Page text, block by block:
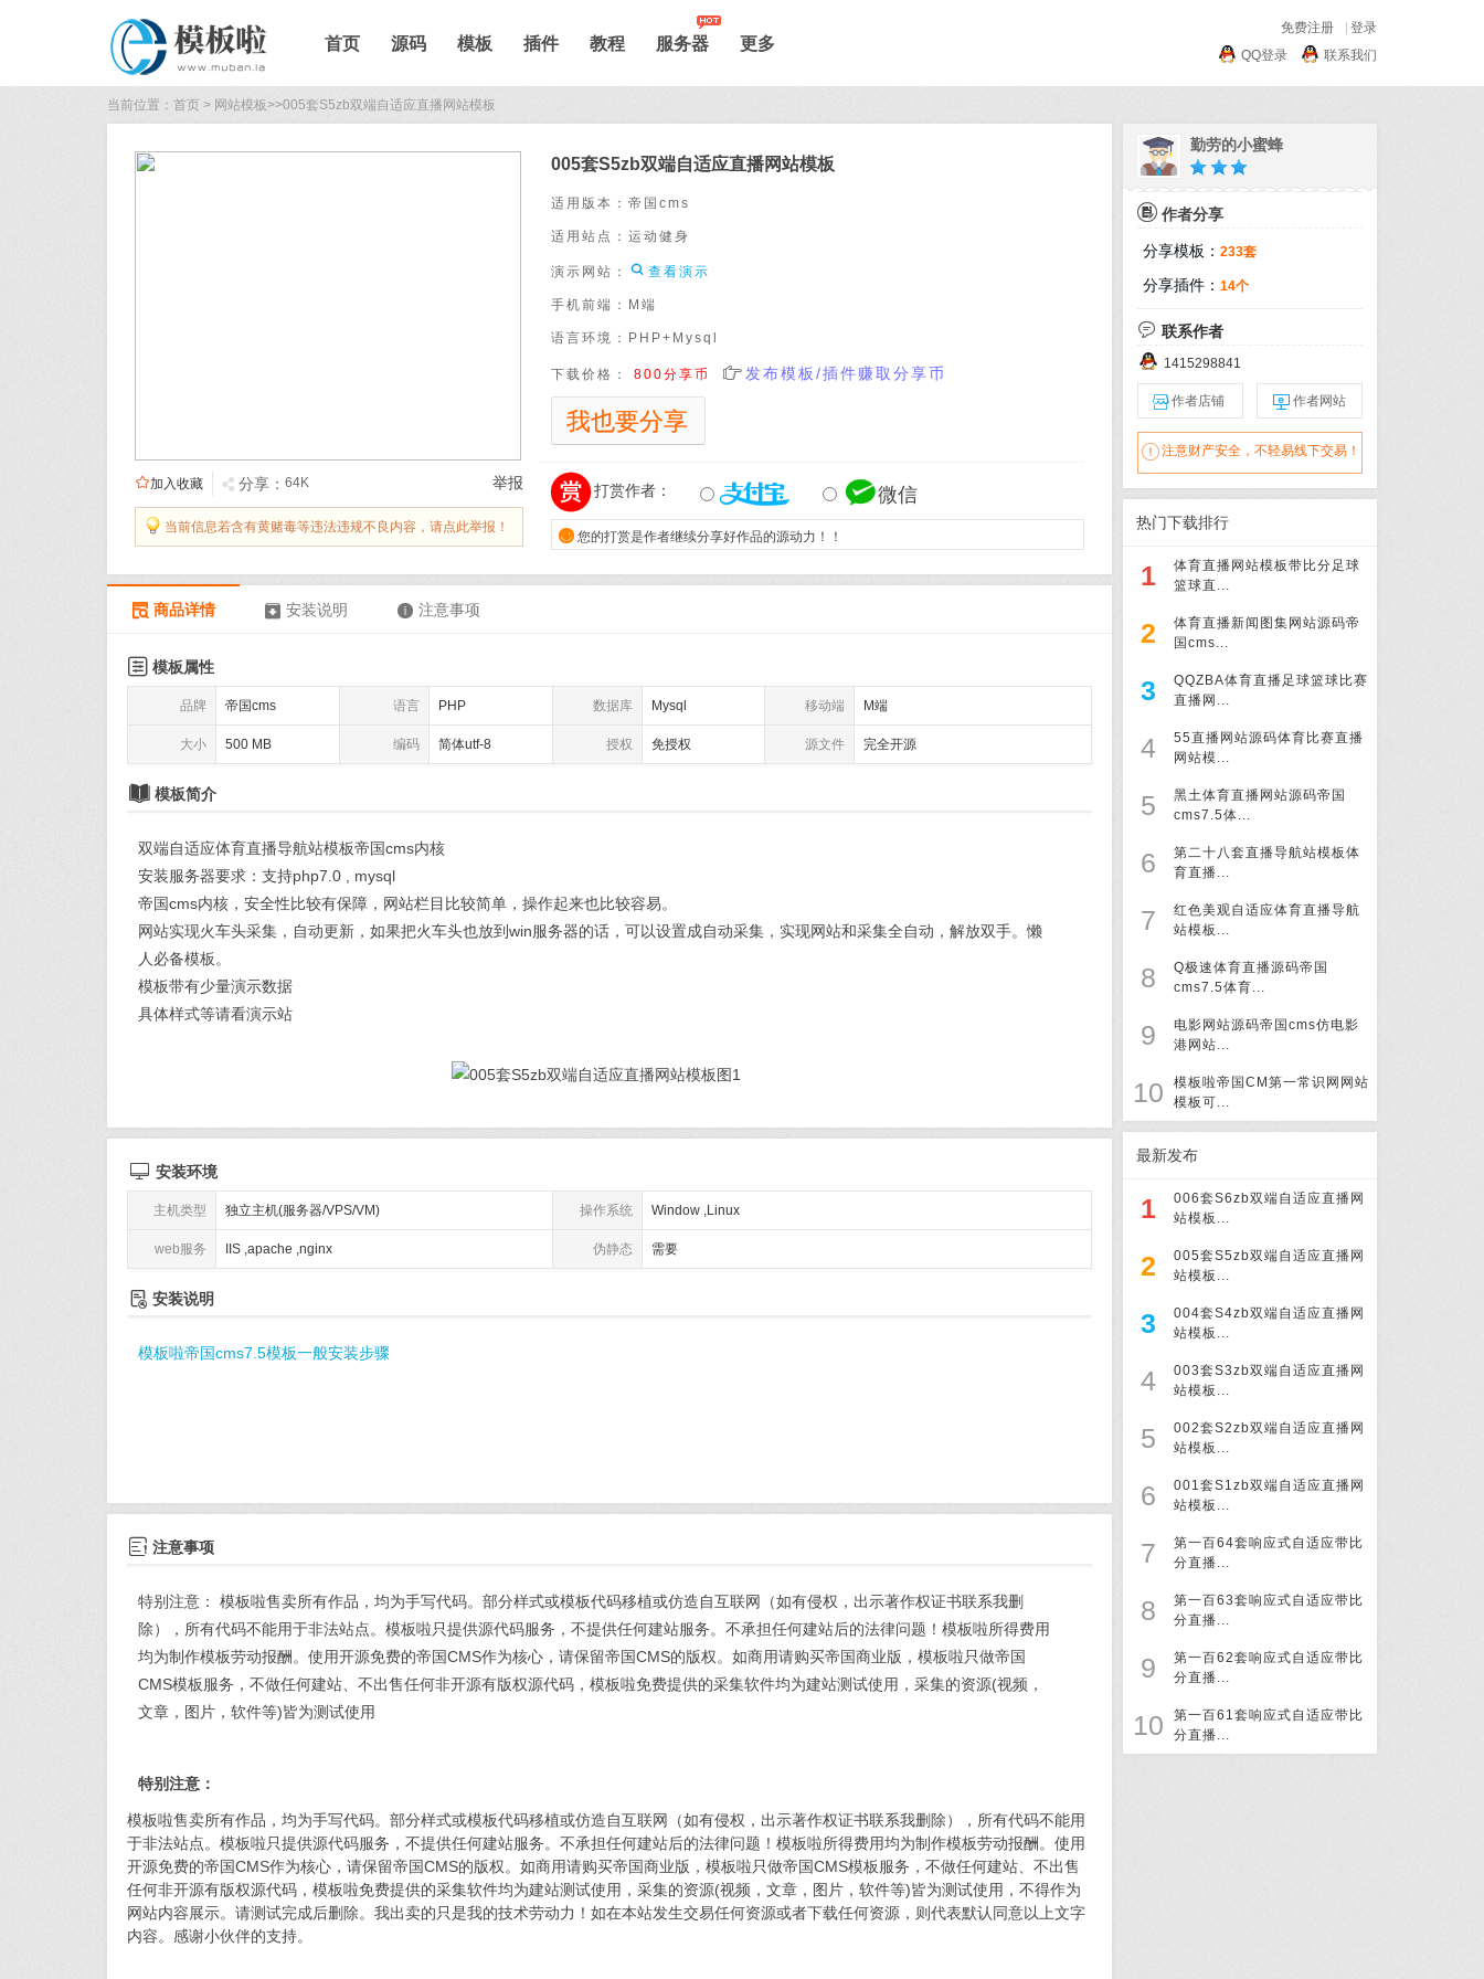
首页 源码 模板 插件 教程 服务器 更多
免费注册
登录
QQ登录
联系我们
当前位置： 首页 > 网站模板>>005套S5zb双端自适应直播网站模板
加入收藏 分享： 64K 举报
当前信息若含有黄赌毒等违法违规不良内容，请点此举报！
005套S5zb双端自适应直播网站模板
适用版本： 帝国cms
适用站点： 运动健身
演示网站：  查看演示
手机前端： M端
语言环境： PHP+Mysql
下载价格： 800分享币  发布模板/插件赚取分享币
我也要分享
打赏作者：  微信
 您的打赏是作者继续分享好作品的源动力！！
 商品详情  安装说明  注意事项
 模板属性
品牌 帝国cms 语言 PHP 数据库 Mysql 移动端 M端
大小 500 MB 编码 简体utf-8 授权 免授权 源文件 完全开源
 模板简介
双端自适应体育直播导航站模板帝国cms内核
安装服务器要求：支持php7.0 , mysql
帝国cms内核，安全性比较有保障，网站栏目比较简单，操作起来也比较容易。
网站实现火车头采集，自动更新，如果把火车头也放到win服务器的话，可以设置成自动采集，实现网站和采集全自动，解放双手。懒
人必备模板。
模板带有少量演示数据
具体样式等请看演示站
 安装环境
主机类型 独立主机(服务器/VPS/VM) 操作系统 Window ,Linux
web服务 IIS ,apache ,nginx 伪静态 需要
 安装说明
模板啦帝国cms7.5模板一般安装步骤
 注意事项
特别注意： 模板啦售卖所有作品，均为手写代码。部分样式或模板代码移植或仿造自互联网（如有侵权，出示著作权证书联系我删
除），所有代码不能用于非法站点。模板啦只提供源代码服务，不提供任何建站服务。不承担任何建站后的法律问题！模板啦所得费用
均为制作模板劳动报酬。使用开源免费的帝国CMS作为核心，请保留帝国CMS的版权。如商用请购买帝国商业版，模板啦只做帝国
CMS模板服务，不做任何建站、不出售任何非开源有版权源代码，模板啦免费提供的采集软件均为建站测试使用，采集的资源(视频，
文章，图片，软件等)皆为测试使用
特别注意：
模板啦售卖所有作品，均为手写代码。部分样式或模板代码移植或仿造自互联网（如有侵权，出示著作权证书联系我删除），所有代码不能用
于非法站点。模板啦只提供源代码服务，不提供任何建站服务。不承担任何建站后的法律问题！模板啦所得费用均为制作模板劳动报酬。使用
开源免费的帝国CMS作为核心，请保留帝国CMS的版权。如商用请购买帝国商业版，模板啦只做帝国CMS模板服务，不做任何建站、不出售
任何非开源有版权源代码，模板啦免费提供的采集软件均为建站测试使用，采集的资源(视频，文章，图片，软件等)皆为测试使用，不得作为
网站内容展示。请测试完成后删除。我出卖的只是我的技术劳动力！如在本站发生交易任何资源或者下载任何资源，则代表默认同意以上文字
内容。感谢小伙伴的支持。
勤劳的小蜜蜂
 作者分享
分享模板： 233套
分享插件： 14个
 联系作者
1415298841
作者店铺  作者网站
注意财产安全，不轻易线下交易！
热门下载排行
1
体育直播网站模板带比分足球
篮球直...
2
体育直播新闻图集网站源码帝
国cms...
3
QQZBA体育直播足球篮球比赛
直播网...
4
55直播网站源码体育比赛直播
网站模...
5
黑土体育直播网站源码帝国
cms7.5体...
6
第二十八套直播导航站模板体
育直播...
7
红色美观自适应体育直播导航
站模板...
8
Q极速体育直播源码帝国
cms7.5体育...
9
电影网站源码帝国cms仿电影
港网站...
10
模板啦帝国CM第一常识网网站
模板可...
最新发布
1
006套S6zb双端自适应直播网
站模板...
2
005套S5zb双端自适应直播网
站模板...
3
004套S4zb双端自适应直播网
站模板...
4
003套S3zb双端自适应直播网
站模板...
5
002套S2zb双端自适应直播网
站模板...
6
001套S1zb双端自适应直播网
站模板...
7
第一百64套响应式自适应带比
分直播...
8
第一百63套响应式自适应带比
分直播...
9
第一百62套响应式自适应带比
分直播...
10
第一百61套响应式自适应带比
分直播...